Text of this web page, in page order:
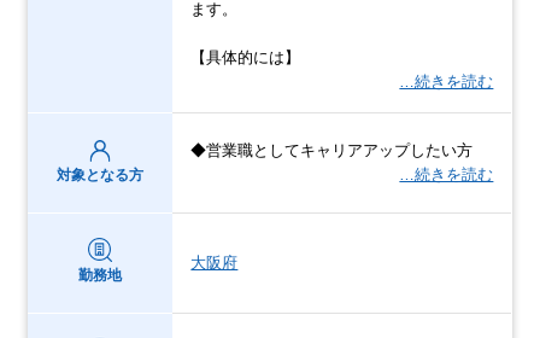
ます。
【具体的には】
…続きを読む
対象となる方
◆営業職としてキャリアアップしたい方
…続きを読む
勤務地
大阪府